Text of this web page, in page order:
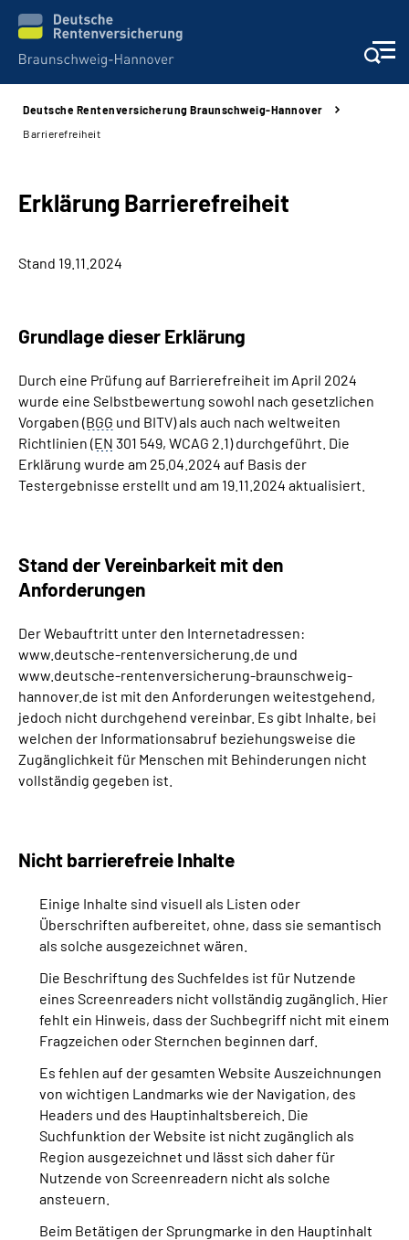
Unsere Kliniken
Karriere
Über uns
Online-Services
Inhalte in Gebärdensprache (DGS)
Suche
Mein Kundenportal
Deutsche Rentenversicherung Braunschweig-Hannover
Barrierefreiheit
Erklärung Barrierefreiheit
Stand 19.11.2024
Grundlage dieser Erklärung
Durch eine Prüfung auf Barrierefreiheit im April 2024
wurde eine Selbstbewertung sowohl nach gesetzlichen
Vorgaben (BGG und BITV) als auch nach weltweiten
Richtlinien (EN 301 549, WCAG 2.1) durchgeführt. Die
Erklärung wurde am 25.04.2024 auf Basis der
Testergebnisse erstellt und am 19.11.2024 aktualisiert.
Stand der Vereinbarkeit mit den
Anforderungen
Der Webauftritt unter den Internetadressen:
www.deutsche-rentenversicherung.de und
www.deutsche-rentenversicherung-braunschweig-
hannover.de ist mit den Anforderungen weitestgehend,
jedoch nicht durchgehend vereinbar. Es gibt Inhalte, bei
welchen der Informationsabruf beziehungsweise die
Zugänglichkeit für Menschen mit Behinderungen nicht
vollständig gegeben ist.
Nicht barrierefreie Inhalte
Einige Inhalte sind visuell als Listen oder
Überschriften aufbereitet, ohne, dass sie semantisch
als solche ausgezeichnet wären.
Die Beschriftung des Suchfeldes ist für Nutzende
eines Screenreaders nicht vollständig zugänglich. Hier
fehlt ein Hinweis, dass der Suchbegriff nicht mit einem
Fragzeichen oder Sternchen beginnen darf.
Es fehlen auf der gesamten Website Auszeichnungen
von wichtigen Landmarks wie der Navigation, des
Headers und des Hauptinhaltsbereich. Die
Suchfunktion der Website ist nicht zugänglich als
Region ausgezeichnet und lässt sich daher für
Nutzende von Screenreadern nicht als solche
ansteuern.
Beim Betätigen der Sprungmarke in den Hauptinhalt